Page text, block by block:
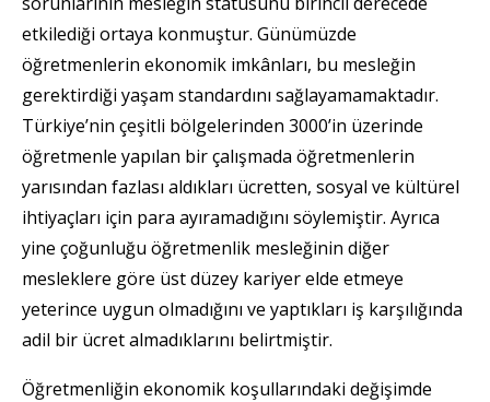
etkilediği ortaya konmuştur. Günümüzde
öğretmenlerin ekonomik imkânları, bu mesleğin
gerektirdiği yaşam standardını sağlayamamaktadır.
Türkiye’nin çeşitli bölgelerinden 3000’in üzerinde
öğretmenle yapılan bir çalışmada öğretmenlerin
yarısından fazlası aldıkları ücretten, sosyal ve kültürel
ihtiyaçları için para ayıramadığını söylemiştir. Ayrıca
yine çoğunluğu öğretmenlik mesleğinin diğer
mesleklere göre üst düzey kariyer elde etmeye
yeterince uygun olmadığını ve yaptıkları iş karşılığında
adil bir ücret almadıklarını belirtmiştir.
Öğretmenliğin ekonomik koşullarındaki değişimde